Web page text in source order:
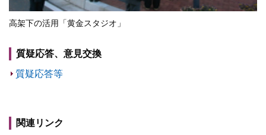
高架下の活用「黄金スタジオ」
質疑応答、意見交換
質疑応答等
関連リンク